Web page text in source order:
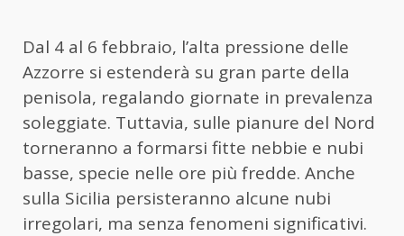
Dal 4 al 6 febbraio, l’alta pressione delle
Azzorre si estenderà su gran parte della
penisola, regalando giornate in prevalenza
soleggiate. Tuttavia, sulle pianure del Nord
torneranno a formarsi fitte nebbie e nubi
basse, specie nelle ore più fredde. Anche
sulla Sicilia persisteranno alcune nubi
irregolari, ma senza fenomeni significativi.